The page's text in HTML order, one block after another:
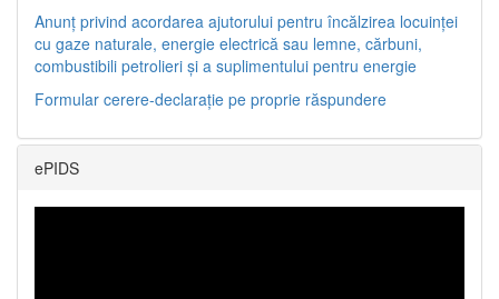
Anunț privind acordarea ajutorului pentru încălzirea locuinței
cu gaze naturale, energie electrică sau lemne, cărbuni,
combustibili petrolieri și a suplimentului pentru energie
Formular cerere-declarație pe proprie răspundere
ePIDS